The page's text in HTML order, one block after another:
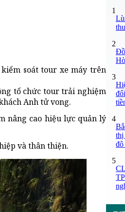
soát tour xe máy trên
tổ chức tour trải nghiệm
Anh tử vong.
nâng cao hiệu lực quản lý
và thân thiện.
1
2
3
4
thị
5